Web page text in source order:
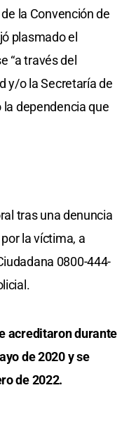
la Convención de
plasmado el
“a través del
y/o la Secretaría de
la dependencia que
tras una denuncia
la víctima, a
0800-444-
acreditaron durante
de 2020 y se
de 2022.